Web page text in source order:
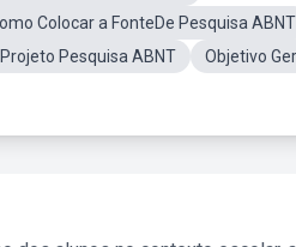
Colocar a FonteDe Pesquisa ABNT
Pesquisa ABNT
Objetivo